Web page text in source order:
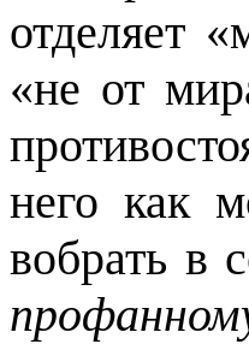
отделяет
«не от
него как
вобрать в